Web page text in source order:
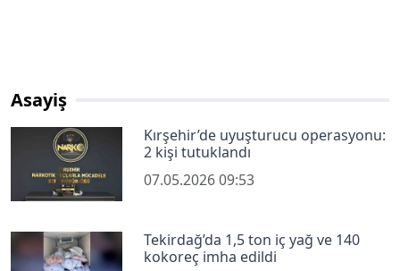
Asayiş
Kırşehir’de uyuşturucu operasyonu:
2 kişi tutuklandı
07.05.2026 09:53
Tekirdağ’da 1,5 ton iç yağ ve 140
kokoreç imha edildi